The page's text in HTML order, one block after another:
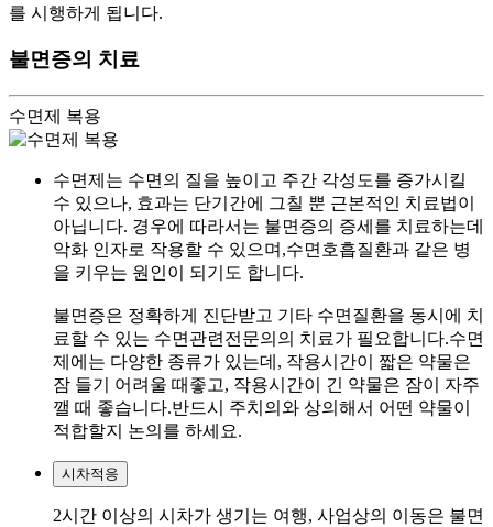
를 시행하게 됩니다.
불면증의 치료
수면제 복용
수면제는 수면의 질을 높이고 주간 각성도를 증가시킬
수 있으나, 효과는 단기간에 그칠 뿐 근본적인 치료법이
아닙니다. 경우에 따라서는 불면증의 증세를 치료하는데
악화 인자로 작용할 수 있으며,수면호흡질환과 같은 병
을 키우는 원인이 되기도 합니다.
불면증은 정확하게 진단받고 기타 수면질환을 동시에 치
료할 수 있는 수면관련전문의의 치료가 필요합니다.수면
제에는 다양한 종류가 있는데, 작용시간이 짧은 약물은
잠 들기 어려울 때좋고, 작용시간이 긴 약물은 잠이 자주
깰 때 좋습니다.반드시 주치의와 상의해서 어떤 약물이
적합할지 논의를 하세요.
시차적응
2시간 이상의 시차가 생기는 여행, 사업상의 이동은 불면